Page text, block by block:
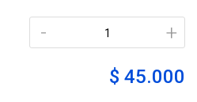
+
-
$ 45.000